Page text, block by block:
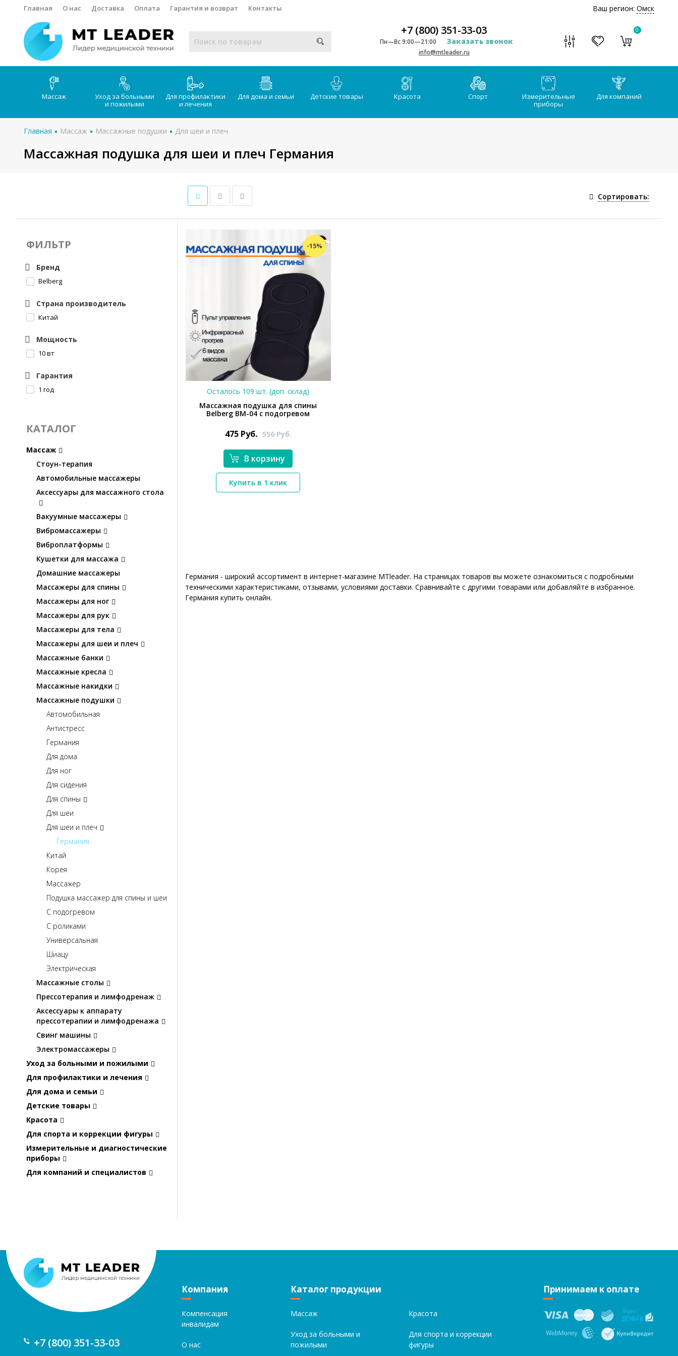
Главная О нас Доставка Оплата Гарантия и возврат Контакты Ваш регион: Омск
+7 (800) 351-33-03
Пн—Вс 9:00—21:00 Заказать звонок
info@mtleader.ru
0
Массаж
Уход за больными
и пожилыми
Для профилактики
и лечения
Для дома и семьи Детские товары Красота Спорт
Измерительные
приборы
Для компаний
Главная Массаж Массажные подушки Для шеи и плеч
Массажная подушка для шеи и плеч Германия
Сортировать:
ФИЛЬТР
Бренд
Belberg
Страна производитель
Китай
Мощность
10 вт
Гарантия
1 год
КАТАЛОГ
Массаж
Стоун-терапия
Автомобильные массажеры
Аксессуары для массажного стола
Вакуумные массажеры
Вибромассажеры
Виброплатформы
Кушетки для массажа
Домашние массажеры
Массажеры для спины
Массажеры для ног
Массажеры для рук
Массажеры для тела
Массажеры для шеи и плеч
Массажные банки
Массажные кресла
Массажные накидки
Массажные подушки
Автомобильная
Антистресс
Германия
Для дома
Для ног
Для сидения
Для спины
Для шеи
Для шеи и плеч
Германия
Китай
Корея
Массажер
Подушка массажер для спины и шеи
С подогревом
С роликами
Универсальная
Шиацу
Электрическая
Массажные столы
Прессотерапия и лимфодренаж
Аксессуары к аппарату
прессотерапии и лимфодренажа
Свинг машины
Электромассажеры
Уход за больными и пожилыми
Для профилактики и лечения
Для дома и семьи
Детские товары
Красота
Для спорта и коррекции фигуры
Измерительные и диагностические
приборы
Для компаний и специалистов
-15%
Осталось 109 шт. (доп. склад)
Массажная подушка для спины
Belberg BM-04 с подогревом
475 Руб. 556Руб.
В корзину
Купить в 1 клик
Германия - широкий ассортимент в интернет-магазине MTleader. На страницах товаров вы можете ознакомиться с подробными
техническими характеристиками, отзывами, условиями доставки. Сравнивайте с другими товарами или добавляйте в избранное.
Германия купить онлайн.
+7 (800) 351-33-03
Компания
Компенсация
инвалидам
О нас
Каталог продукции
Массаж
Уход за больными и
пожилыми
Красота
Для спорта и коррекции
фигуры
Принимаем к оплате